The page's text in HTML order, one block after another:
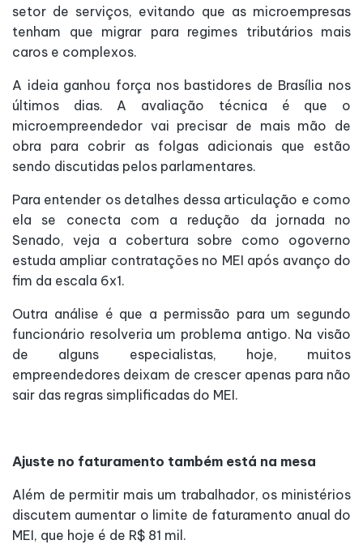
setor de serviços, evitando que as microempresas
tenham que migrar para regimes tributários mais
caros e complexos.
A ideia ganhou força nos bastidores de Brasília nos
últimos dias. A avaliação técnica é que o
microempreendedor vai precisar de mais mão de
obra para cobrir as folgas adicionais que estão
sendo discutidas pelos parlamentares.
Para entender os detalhes dessa articulação e como
ela se conecta com a redução da jornada no
Senado, veja a cobertura sobre como ogoverno
estuda ampliar contratações no MEI após avanço do
fim da escala 6x1.
Outra análise é que a permissão para um segundo
funcionário resolveria um problema antigo. Na visão
de alguns especialistas, hoje, muitos
empreendedores deixam de crescer apenas para não
sair das regras simplificadas do MEI.
Ajuste no faturamento também está na mesa
Além de permitir mais um trabalhador, os ministérios
discutem aumentar o limite de faturamento anual do
MEI, que hoje é de R$ 81 mil.